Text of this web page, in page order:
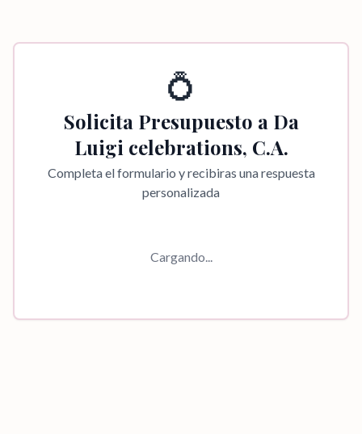
💍
Solicita Presupuesto a Da
Luigi celebrations, C.A.
Completa el formulario y recibiras una respuesta
personalizada
Cargando...